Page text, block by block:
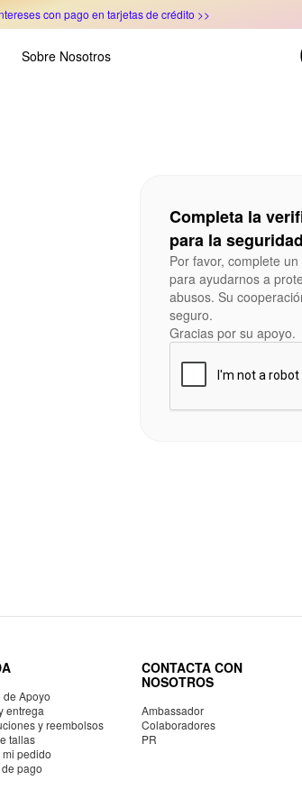
con pago en tarjetas de crédito >>
Sobre Nosotros
Completa la
para la
Por favor, complete
para ayudarnos a
abusos. Su
seguro.
Gracias por su apoyo.
de Apoyo
entrega
y reembolsos
tallas
pedido
pago
CONTACTA CON
NOSOTROS
Ambassador
Colaboradores
PR